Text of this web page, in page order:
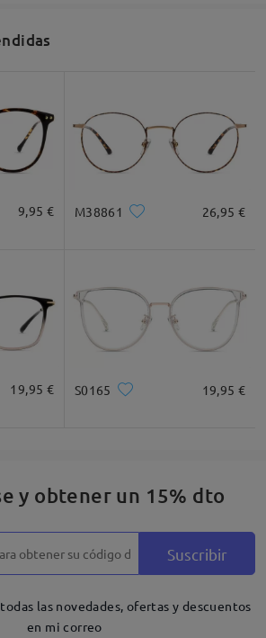
9,95 € M38861 26,95 €
19,95 € S0165 19,95 €
y obtener un 15% dto
Suscribir
las novedades, ofertas y descuentos
en mi correo